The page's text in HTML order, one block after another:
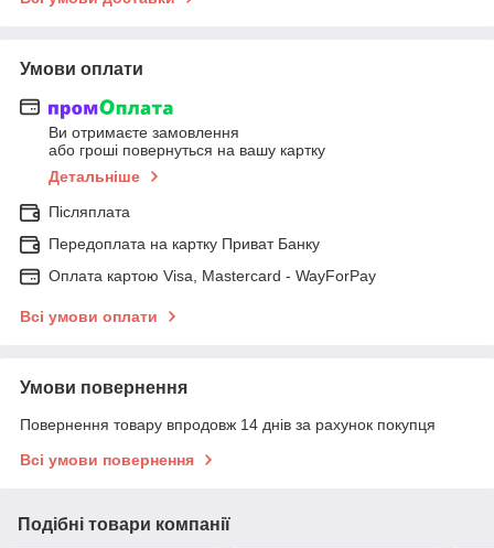
Умови оплати
Ви отримаєте замовлення
або гроші повернуться на вашу картку
Детальніше
Післяплата
Передоплата на картку Приват Банку
Оплата картою Visa, Mastercard - WayForPay
Всі умови оплати
Умови повернення
Повернення товару впродовж 14 днів за рахунок покупця
Всі умови повернення
Подібні товари компанії